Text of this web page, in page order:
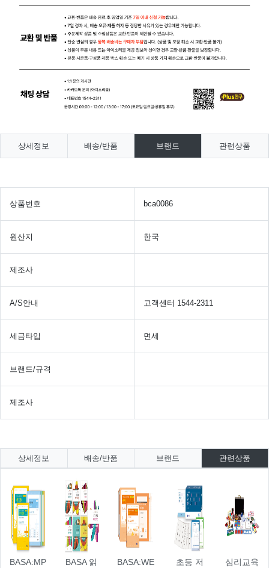
상세정보 배송/반품 브랜드 관련상품
상품번호 bca0086
원산지 한국
제조사
A/S안내 고객센터 1544-2311
세금타입 면세
브랜드/규격
제조사
상세정보 배송/반품 브랜드 관련상품
BASA:MP
BASA 읽
BASA:WE
초등 저
심리교육